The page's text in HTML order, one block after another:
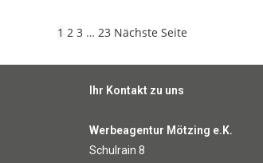
1 2 3 … 23 Nächste Seite
Ihr Kontakt zu uns
Werbeagentur Mötzing e.K.
Schulrain 8